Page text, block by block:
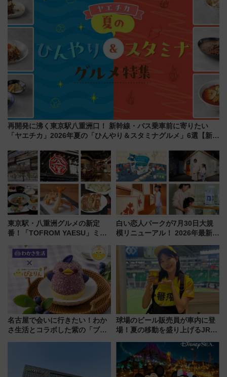
活躍するための仕組みも
再開発に沸く東京駅八重洲口！ 新幹線・バス乗車前に寄りたい
「ヤエチカ」2026年夏の「ひんやり＆スタミナグルメ」6選【新店
東京駅・八重洲グルメの新定
番！「TOFROM YAESU」ミシ
舗が集結した食の空間を徹底解
剖！（9/10開業）
白い恋人パークが7月30日大規
模リニューアル！ 2026年最新の
と料金・アクセスを徹底解説
（札幌市）
名古屋で会いに行きたい！わか
さ生活とコラボした紫の「ブル
球場のビール販売員が車内に登
場！夏の移動を盛り上げるJR九
月7日限定 ソフトバンクホーク
スとコラボ